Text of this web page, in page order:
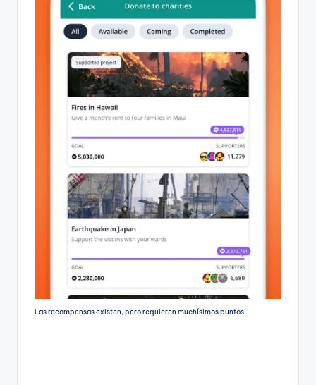
Las recompensas existen, pero requieren muchísimos puntos.